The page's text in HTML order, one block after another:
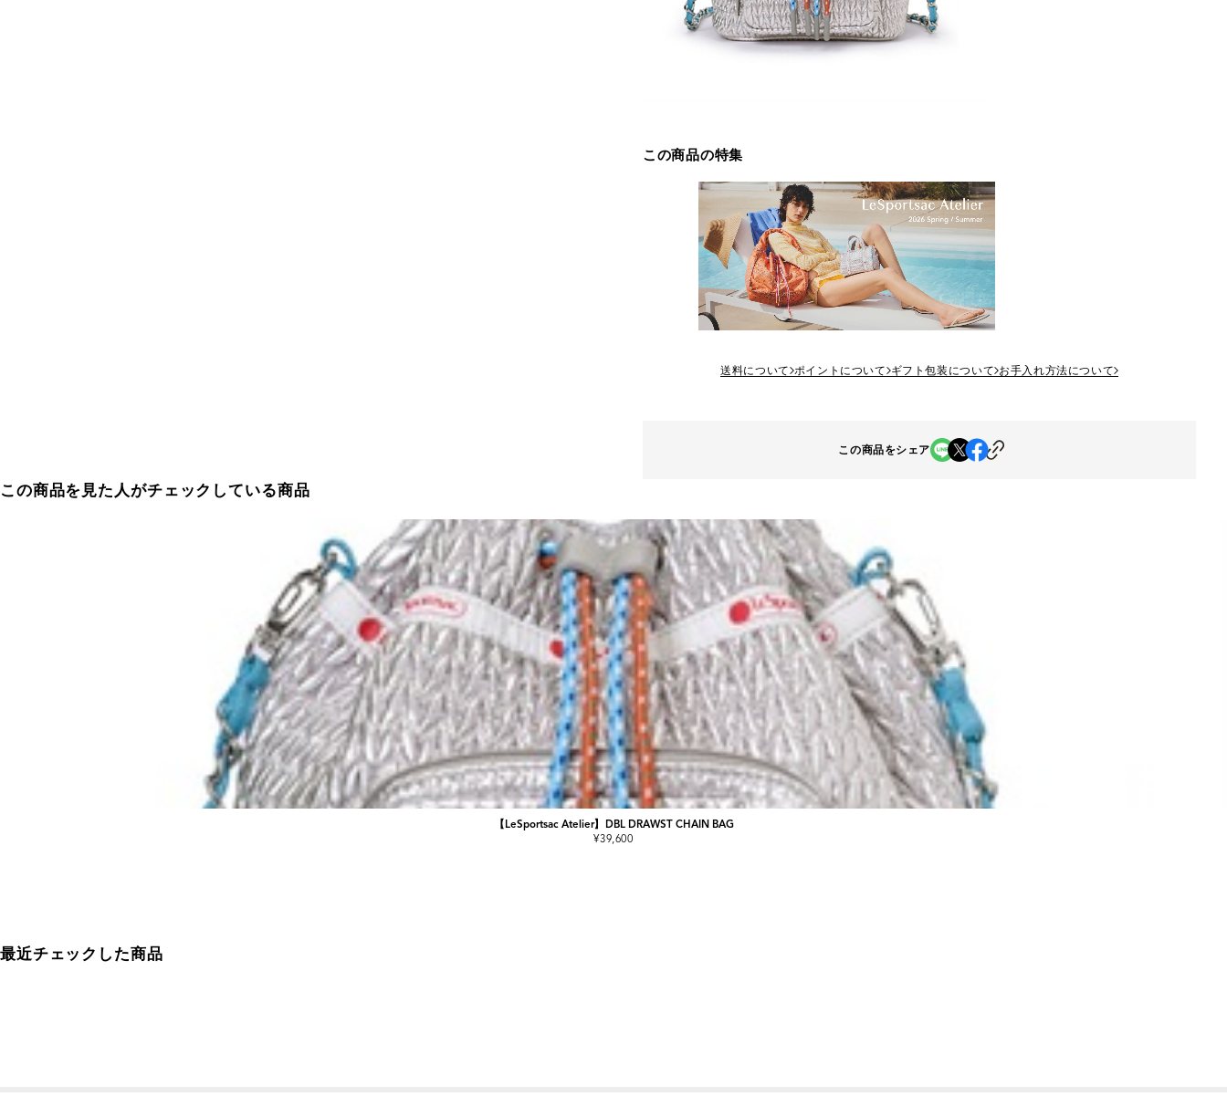
この商品の特集
送料について ポイントについて ギフト包装について お手入れ方法について
この商品をシェア
この商品を見た人がチェックしている商品
【LeSportsac Atelier】DBL DRAWST CHAIN BAG
¥39,600
最近チェックした商品